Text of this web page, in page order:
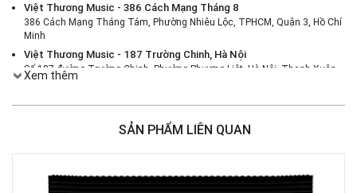
Việt Thương Music - 386 Cách Mạng Tháng 8
386 Cách Mạng Tháng Tám, Phường Nhiêu Lộc, TPHCM, Quận 3, Hồ Chí
Minh
Việt Thương Music - 187 Trường Chinh, Hà Nội
Số 187 đường Trường Chinh, Phường Phương Liệt, Hà Nội, Thanh Xuân ,
Hà Nội
Việt Thương Music - 46 Hào Nam
Việt Thương Music - Crescent Mall
Việt Thương Music - 180 Võ Thị Sáu
Xem thêm
SẢN PHẨM LIÊN QUAN